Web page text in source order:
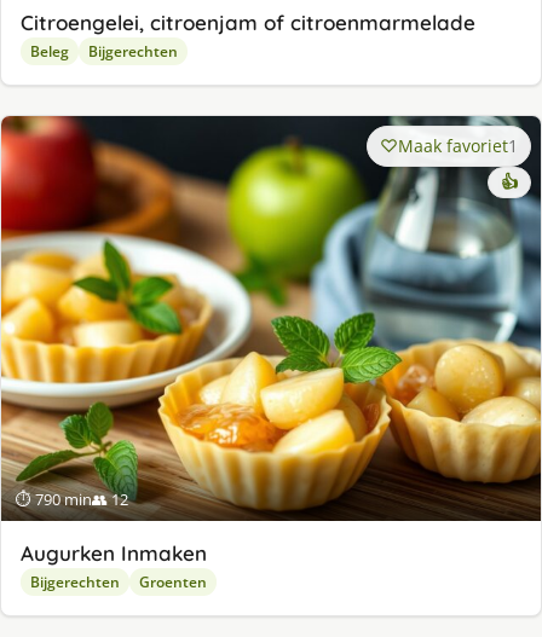
Citroengelei, citroenjam of citroenmarmelade
Beleg Bijgerechten
⏱ 790 min👥 12
Maak favoriet1
👍
Augurken Inmaken
Bijgerechten Groenten